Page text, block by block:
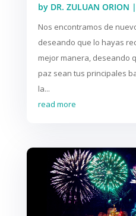
by DR. ZULUAN ORION |
Nos encontramos de
deseando que lo hayas
mejor manera, deseando
paz sean tus principales
la...
read more